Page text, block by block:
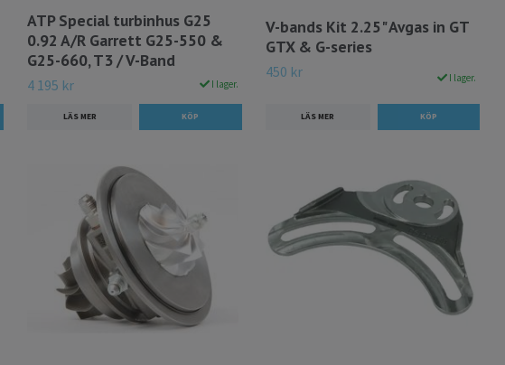
ATP Special turbinhus G25
0.92 A/R Garrett G25-550 &
G25-660, T3 / V-Band
4 195 kr I lager.
LÄS MER
V-bands Kit 2.25" Avgas in GT
GTX & G-series
450 kr I lager.
LÄS MER